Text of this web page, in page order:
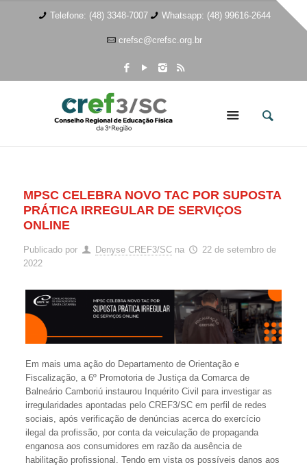
Telefone: (48) 3348-7007 Whatsapp: (48) 99616-2644
crefsc@crefsc.org.br
MPSC CELEBRA NOVO TAC POR SUPOSTA
PRÁTICA IRREGULAR DE SERVIÇOS
ONLINE
Publicado por Denyse CREF3/SC na
22 de setembro de
2022
Em mais uma ação do Departamento de Orientação e
Fiscalização, a 6º Promotoria de Justiça da Comarca de
Balneário Camboriú instaurou Inquérito Civil para investigar as
irregularidades apontadas pelo CREF3/SC em perfil de redes
sociais, após verificação de denúncias acerca do exercício
ilegal da profissão, por conta da veiculação de propaganda
enganosa aos consumidores em razão da ausência de
habilitação profissional. Tendo em vista os possíveis danos aos